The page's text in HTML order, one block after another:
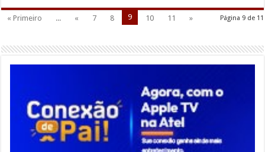
Página 9 de 11
« Primeiro ... « 7 8 9 10 11 »